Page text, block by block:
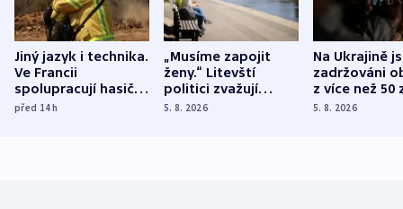
Jiný jazyk i technika.
Ve Francii
spolupracují hasiči z
různých zemí
před 14h
„Musíme zapojit
ženy.“ Litevští
politici zvažují
dohodu o
5. 8. 2026
Na Ukrajině
zadržováni
z více než 50
Bojovali na
5. 8. 2026